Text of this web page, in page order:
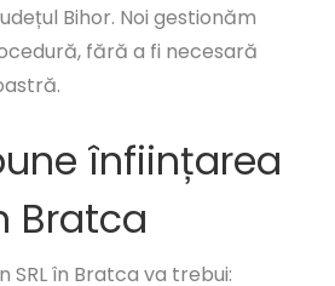
Bihor. Noi gestionăm
fără a fi necesară
înființarea
Bratca
SRL în Bratca va trebui: